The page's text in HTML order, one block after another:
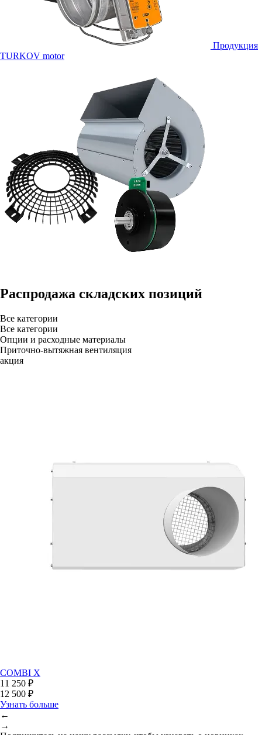
Продукция
TURKOV motor
Распродажа складских позиций
Все категории
Все категории
Опции и расходные материалы
Приточно-вытяжная вентиляция
акция
COMBI X
11 250 ₽
12 500 ₽
Узнать больше
←
→